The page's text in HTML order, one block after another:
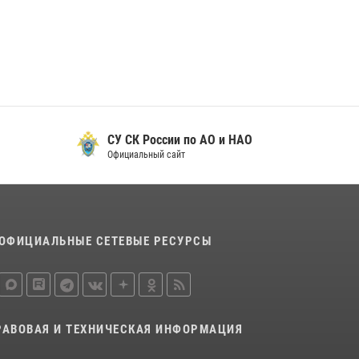
СУ СК России по АО и НАО
Официальный сайт
СЕТЕВЫЕ РЕСУРСЫ
И ТЕХНИЧЕСКАЯ ИНФОРМАЦИЯ